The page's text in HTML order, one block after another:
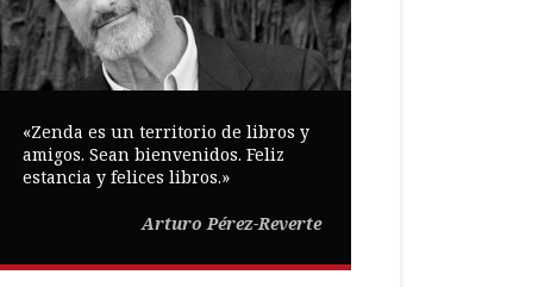
«Zenda es un territorio de libros y
amigos. Sean bienvenidos. Feliz
estancia y felices libros.»
Arturo Pérez-Reverte